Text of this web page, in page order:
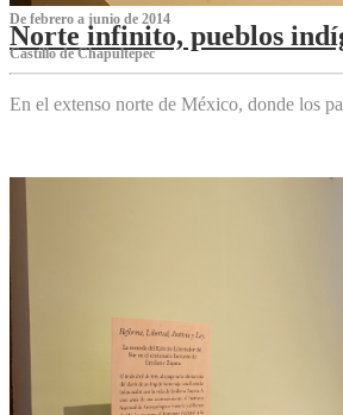
De febrero a junio de 2014
Norte infinito, pueblos
Castillo de Chapultepec
En el extenso norte de México, donde los